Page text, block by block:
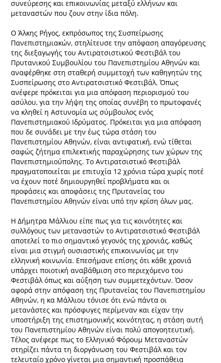
συνεύρεσης και επικοινωνίας μεταξύ ελλήνων και
μεταναστών που ζουν στην ίδια πόλη.
Ο Άλκης Ρήγος, εκπρόσωπος της Συσπείρωσης
Πανεπιστημιακών, στηλίτευσε την απόφαση απαγόρευσης
της διεξαγωγής του Αντιρατσιστικού Φεστιβάλ του
Πρυτανικού Συμβουλίου του Πανεπιστημίου Αθηνών και
αναφέρθηκε στη σταθερή συμμετοχή των καθηγητών της
Συσπείρωσης στο Αντιρατσιστικό Φεστιβάλ. Όπως
ανέφερε πρόκειται για μια απόφαση περιορισμού του
ασύλου, για την λήψη της οποίας συνέβη το πρωτοφανές
να κληθεί η Αστυνομία ως σύμβουλος ενός
Πανεπιστημιακού Ιδρύματος. Πρόκειται για μια απόφαση
που δε συνάδει με την έως τώρα στάση του
Πανεπιστημίου Αθηνών, είναι αντιφατική, ενώ τίθεται
σαφώς ζήτημα επιλεκτικής παραχώρησης των χώρων της
Πανεπιστημιούπολης. Το Αντιρατσιστικό Φεστιβάλ
πραγματοποιείται με επιτυχία 12 χρόνια τώρα χωρίς ποτέ
να έχουν ποτέ δημιουργηθεί προβλήματα και οι
προφάσεις και αποφάσεις της Πρυτανείας του
Πανεπιστημίου Αθηνών είναι υπό την κρίση όλων μας.
Η Δήμητρα Μάλλιου είπε πως για τις κοινότητες και
συλλόγους των μεταναστών το Αντιρατσιστικό Φεστιβάλ
αποτελεί το πιο σημαντικό γεγονός της χρονιάς, καθώς
είναι μια στιγμή ουσιαστικής επικοινωνίας με την
ελληνική κοινωνία. Επεσήμανε επίσης ότι κάθε χρονιά
υπάρχει ποιοτική αναβάθμιση στο περιεχόμενο του
Φεστιβάλ όπως και αύξηση των συμμετεχόντων. Όσον
αφορά στην απόφαση της Πρυτανείας του Πανεπιστημίου
Αθηνών, η κα Μάλλιου τόνισε ότι ενώ πάντα οι
μετανάστες και πρόσφυγες περίμεναν και είχαν την
υποστήριξη της επιστημονικής κοινότητας, η στάση αυτή
του Πανεπιστημίου Αθηνών είναι πολύ απογοητευτική.
Τέλος ανέφερε πως το Ελληνικό Φόρουμ Μεταναστών
στηρίζει πάντα τη διοργάνωση του Φεστιβάλ και τον
τελευταίο χρόνο γίνεται μια σημαντική προσπάθεια